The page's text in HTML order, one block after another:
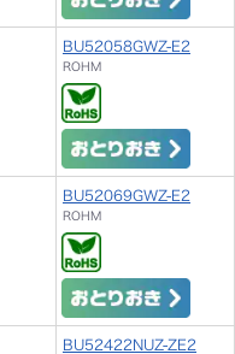
BU52058GWZ-E2
ROHM
BU52069GWZ-E2
ROHM
BU52422NUZ-ZE2